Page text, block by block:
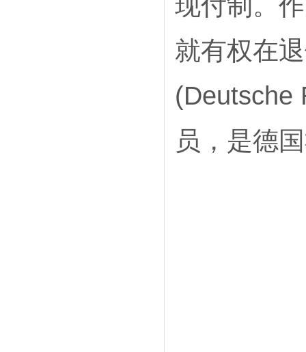
就有权在
(Deutsche
员，是德